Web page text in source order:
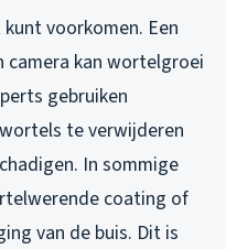
voorkomen. Een
kan wortelgroei
gebruiken
te verwijderen
In sommige
coating of
van de buis. Dit is